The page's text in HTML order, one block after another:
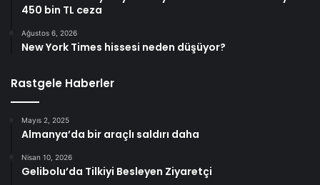
450 bin TL ceza
Ağustos 6, 2026
New York Times hissesi neden düşüyor?
Rastgele Haberler
Mayıs 2, 2025
Almanya’da bir araçlı saldırı daha
Nisan 10, 2026
Gelibolu’da Tilkiyi Besleyen Ziyaretçi